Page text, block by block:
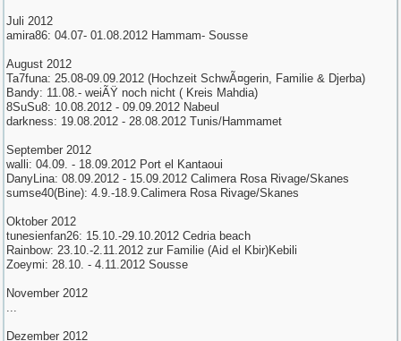
Juli 2012
amira86: 04.07- 01.08.2012 Hammam- Sousse
August 2012
Ta7funa: 25.08-09.09.2012 (Hochzeit SchwÃ¤gerin, Familie & Djerba)
Bandy: 11.08.- weiÃŸ noch nicht ( Kreis Mahdia)
8SuSu8: 10.08.2012 - 09.09.2012 Nabeul
darkness: 19.08.2012 - 28.08.2012 Tunis/Hammamet
September 2012
walli: 04.09. - 18.09.2012 Port el Kantaoui
DanyLina: 08.09.2012 - 15.09.2012 Calimera Rosa Rivage/Skanes
sumse40(Bine): 4.9.-18.9.Calimera Rosa Rivage/Skanes
Oktober 2012
tunesienfan26: 15.10.-29.10.2012 Cedria beach
Rainbow: 23.10.-2.11.2012 zur Familie (Aid el Kbir)Kebili
Zoeymi: 28.10. - 4.11.2012 Sousse
November 2012
...
Dezember 2012